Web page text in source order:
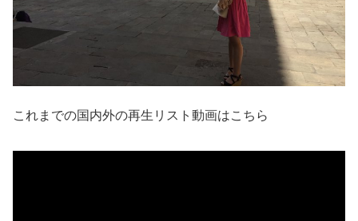
これまでの国内外の再生リスト動画はこちら